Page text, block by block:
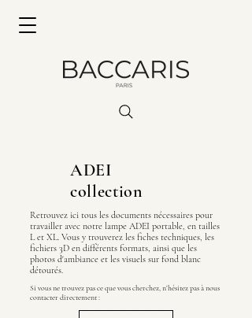
ADEI
collection
Retrouvez ici tous les documents nécessaires pour
travailler avec notre lampe ADEI portable, en tailles
L et XL. Vous y trouverez les fiches techniques, les
fichiers 3D en différents formats, ainsi que les
photos d'ambiance et les visuels sur fond blanc
détourés.
Si vous ne trouvez pas ce que vous cherchez, n’hésitez pas à nous
contacter directement :